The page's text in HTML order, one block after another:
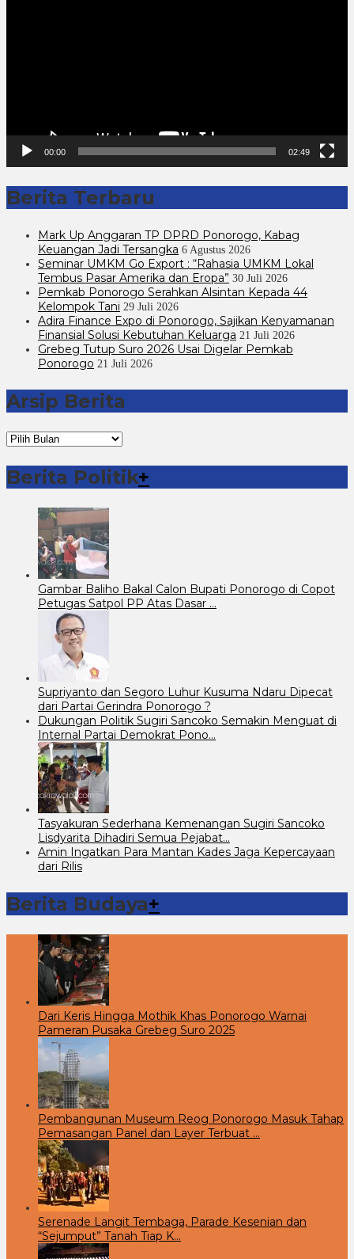
00:00 02:49
Berita Terbaru
Mark Up Anggaran TP DPRD Ponorogo, Kabag
Keuangan Jadi Tersangka 6 Agustus 2026
Seminar UMKM Go Export : “Rahasia UMKM Lokal
Tembus Pasar Amerika dan Eropa” 30 Juli 2026
Pemkab Ponorogo Serahkan Alsintan Kepada 44
Kelompok Tani 29 Juli 2026
Adira Finance Expo di Ponorogo, Sajikan Kenyamanan
Finansial Solusi Kebutuhan Keluarga 21 Juli 2026
Grebeg Tutup Suro 2026 Usai Digelar Pemkab
Ponorogo 21 Juli 2026
Arsip Berita
Arsip
Berita
Berita Politik+
Gambar Baliho Bakal Calon Bupati Ponorogo di Copot
Petugas Satpol PP Atas Dasar …
Supriyanto dan Segoro Luhur Kusuma Ndaru Dipecat
dari Partai Gerindra Ponorogo ?
Dukungan Politik Sugiri Sancoko Semakin Menguat di
Internal Partai Demokrat Pono…
Tasyakuran Sederhana Kemenangan Sugiri Sancoko
Lisdyarita Dihadiri Semua Pejabat…
Amin Ingatkan Para Mantan Kades Jaga Kepercayaan
dari Rilis
Berita Budaya+
Dari Keris Hingga Mothik Khas Ponorogo Warnai
Pameran Pusaka Grebeg Suro 2025
Pembangunan Museum Reog Ponorogo Masuk Tahap
Pemasangan Panel dan Layer Terbuat …
Serenade Langit Tembaga, Parade Kesenian dan
“Sejumput” Tanah Tiap K…